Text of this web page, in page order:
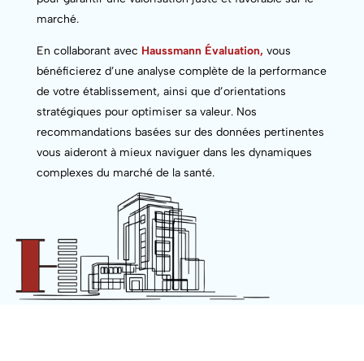
marché.
En collaborant avec Haussmann Évaluation, vous
bénéficierez d’une analyse complète de la performance
de votre établissement, ainsi que d’orientations
stratégiques pour optimiser sa valeur. Nos
recommandations basées sur des données pertinentes
vous aideront à mieux naviguer dans les dynamiques
complexes du marché de la santé.